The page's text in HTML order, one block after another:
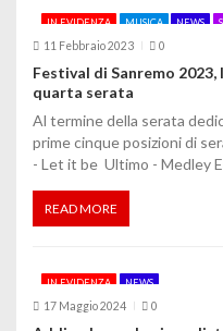
o
n
e
a
r
c
IN EVIDENZA MUSICA NEWS
11 Febbraio 2023 0
Festival di Sanremo
quarta serata
Al termine della serata
prime cinque posizioni di
- Let it be Ultimo - Medley
READ MORE
IN EVIDENZA NEWS
17 Maggio 2024 0